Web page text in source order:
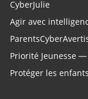
CyberJulie
Agir avec
Priorité Jeunesse
Protéger les